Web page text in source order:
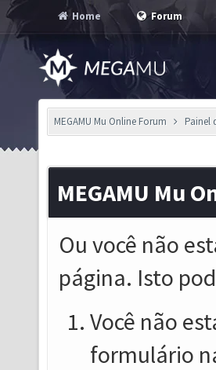
Home Forum
MEGAMU Mu Online Forum Painel
MEGAMU Mu
Ou você não
página. Isto
Você não
formulário